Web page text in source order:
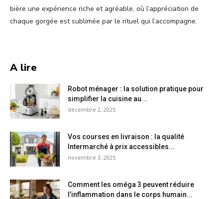
bière une expérience riche et agréable, où l’appréciation de
chaque gorgée est sublimée par le rituel qui l’accompagne.
A lire
Robot ménager : la solution pratique pour
simplifier la cuisine au...
décembre 2, 2025
Vos courses en livraison : la qualité
Intermarché à prix accessibles...
novembre 3, 2025
Comment les oméga 3 peuvent réduire
l’inflammation dans le corps humain...